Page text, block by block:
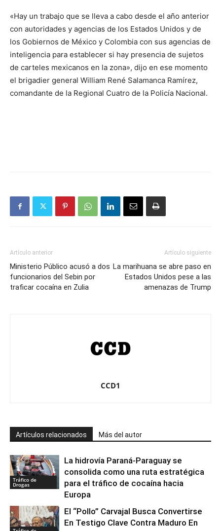
«Hay un trabajo que se lleva a cabo desde el año anterior
con autoridades y agencias de los Estados Unidos y de
los Gobiernos de México y Colombia con sus agencias de
inteligencia para establecer si hay presencia de sujetos
de carteles mexicanos en la zona», dijo en ese momento
el brigadier general William René Salamanca Ramírez,
comandante de la Regional Cuatro de la Policía Nacional.
Artículo anterior
Ministerio Público acusó a dos
funcionarios del Sebin por
traficar cocaína en Zulia
Artículo siguiente
La marihuana se abre paso en
Estados Unidos pese a las
amenazas de Trump
CCD1
Artículos relacionados Más del autor
Tráfico de
Drogas
La hidrovía Paraná-Paraguay se
consolida como una ruta estratégica
para el tráfico de cocaína hacia
Europa
El “Pollo” Carvajal Busca Convertirse
En Testigo Clave Contra Maduro En